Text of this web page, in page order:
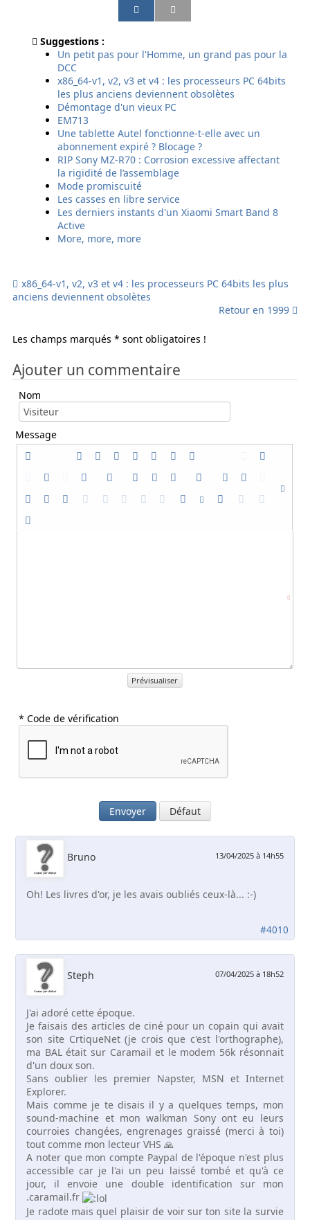
a
t
a
e
r
p
a
r
e
m
a
l
a
t
a
e
r
p
a
r
E
m
a
l
a
a
e
r
r
s
m
s
a
a
e
r
r
S
M
S
Suggestions :
Un petit pas pour l'Homme, un grand pas pour la
DCC
x86_64-v1, v2, v3 et v4 : les processeurs PC 64bits
les plus anciens deviennent obsolètes
Démontage d'un vieux PC
EM713
Une tablette Autel fonctionne-t-elle avec un
abonnement expiré ? Blocage ?
RIP Sony MZ-R70 : Corrosion excessive affectant
la rigidité de l’assemblage
Mode promiscuité
Les casses en libre service
Les derniers instants d'un Xiaomi Smart Band 8
Active
More, more, more
x86_64-v1, v2, v3 et v4 : les processeurs PC 64bits les plus
anciens deviennent obsolètes
Retour en 1999
Les champs marqués * sont obligatoires !
Ajouter un commentaire
Nom
Message
Prévisualiser
* Code de vérification
Envoyer Défaut
Bruno
#4010
13/04/2025 à 14h55
Oh! Les livres d'or, je les avais oubliés ceux-là... :-)
Steph 07/04/2025 à 18h52
J'ai adoré cette époque.
Je faisais des articles de ciné pour un copain qui avait
son site CrtiqueNet (je crois que c'est l'orthographe),
ma BAL était sur Caramail et le modem 56k résonnait
d'un doux son.
Sans oublier les premier Napster, MSN et Internet
Explorer.
Mais comme je te disais il y a quelques temps, mon
sound-machine et mon walkman Sony ont eu leurs
courroies changées, engrenages graissé (merci à toi)
tout comme mon lecteur VHS 🙏
A noter que mon compte Paypal de l'époque n'est plus
accessible car je l'ai un peu laissé tombé et qu'à ce
jour, il envoie une double identification sur mon
.caramail.fr
Je radote mais quel plaisir de voir sur ton site la survie